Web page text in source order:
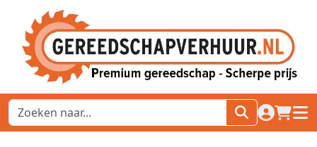
naar